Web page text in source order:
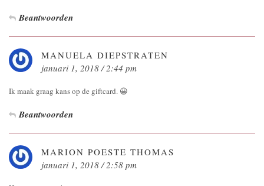
Beantwoorden
MANUELA DIEPSTRATEN
januari 1, 2018 / 2:44 pm
Ik maak graag kans op de giftcard. 😀
Beantwoorden
MARION POESTE THOMAS
januari 1, 2018 / 2:58 pm